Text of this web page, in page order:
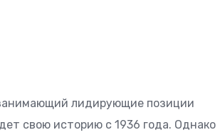
лидирующие позиции
свою историю с 1936 года. Однако